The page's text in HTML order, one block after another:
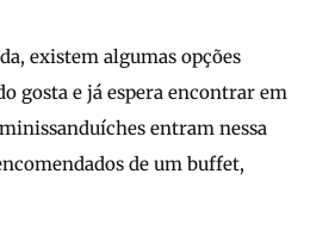
existem algumas opções
gosta e já espera encontrar em
entram nessa
de um buffet,